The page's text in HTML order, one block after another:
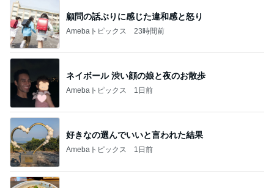
顧問の話ぶりに感じた違和感と怒り
Amebaトピックス 23時間前
ネイボール 渋い顔の娘と夜のお散歩
Amebaトピックス 1日前
好きなの選んでいいと言われた結果
Amebaトピックス 1日前